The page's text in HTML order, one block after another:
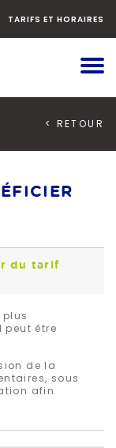
TARIFS ET HORAIRES
< RETOUR
du tarif
peut être
de la
sous
afin